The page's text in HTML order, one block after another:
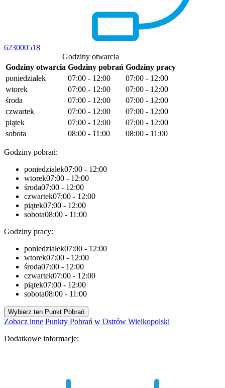
623000518
Godziny otwarcia
Godziny otwarcia Godziny pobrań Godziny pracy
poniedziałek
07:00 - 12:00
07:00 - 12:00
wtorek
07:00 - 12:00
07:00 - 12:00
środa
07:00 - 12:00
07:00 - 12:00
czwartek
07:00 - 12:00
07:00 - 12:00
piątek
07:00 - 12:00
07:00 - 12:00
sobota
08:00 - 11:00 08:00 - 11:00
Godziny pobrań:
poniedziałek07:00 - 12:00
wtorek07:00 - 12:00
środa07:00 - 12:00
czwartek07:00 - 12:00
piątek07:00 - 12:00
sobota08:00 - 11:00
Godziny pracy:
poniedziałek07:00 - 12:00
wtorek07:00 - 12:00
środa07:00 - 12:00
czwartek07:00 - 12:00
piątek07:00 - 12:00
sobota08:00 - 11:00
Wybierz ten Punkt Pobrań
Zobacz inne Punkty Pobrań w Ostrów Wielkopolski
Dodatkowe informacje: